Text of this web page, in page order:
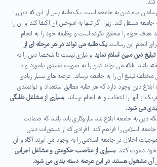
پیام دین به جامعه است. یک طلبه پس از این که دین را
منتقل کند. زیرا اگر تنها به آموختن آن اکتفا کند و آن را
هدف حوزه را محقق نکرده است و وظیفه خود را به انجام
انجام این رسالت،یک طلبه می تواند در هر مرحله ای از
دین مبین اسلام نماید و نیازی نیست تا شخصا دین را به
باشد. بلکه می تواند دین را به صورت تقلیدی بیاموزد و با
مختلف تبلیغ آن را به جامعه برساند. عرصه های بسیار زیادی
ابلاغ دین وجود دارد که هر طلبه مطابق استعداد و توانمندی
از آنها را انتخاب و به انجام برساتد. بسیاری از مشاغل طلبگی
می شود.
دین به جامعه ابلاغ شد سازوکاری باید باشد که ضمانت
اسلامی را فراهم کند. افرادی که از دستورات دینی
اخلال در جامعه اسلامی را به وجود می آورند آگاه و آن
خود دعوت کنند.بسیاری از مناصب حکومتی و مشاغل اجرایی
آن مشغول هستند در این عرصه دسته بندی می شود.